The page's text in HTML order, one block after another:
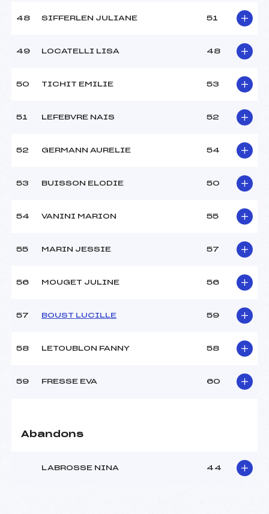
48 SIFFERLEN JULIANE 51
49 LOCATELLI LISA 48
50 TICHIT EMILIE 53
51 LEFEBVRE NAIS 52
52 GERMANN AURELIE 54
53 BUISSON ELODIE 50
54 VANINI MARION 55
55 MARIN JESSIE 57
56 MOUGET JULINE 56
57 BOUST LUCILLE 59
58 LETOUBLON FANNY 58
59 FRESSE EVA 60
Abandons
LABROSSE NINA 44